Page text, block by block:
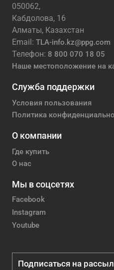
050062,
Кабдолова, 16
Алматы, Казахстан
Email: TLA-info.kz@ppg.com
Телефон: 8 800 070 18 05
Наше местоположение на
Служба поддержки
Условия пользования
Политика
О компании
Где купить
О нас
Мы в соцсетях
Facebook
Instagram
Youtube
Подписаться на